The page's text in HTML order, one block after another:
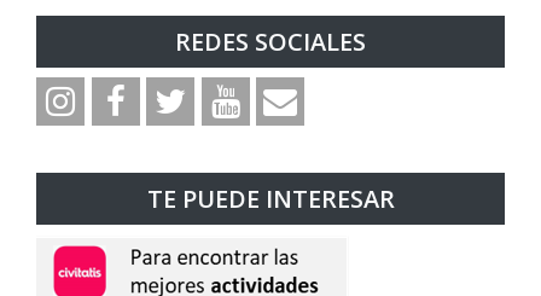
REDES SOCIALES
TE PUEDE INTERESAR